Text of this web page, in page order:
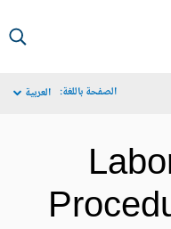
الصفحة باللغة: العربية